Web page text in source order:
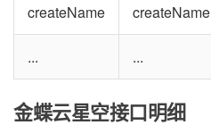
createName createName
... ...
金蝶云星空接口明细